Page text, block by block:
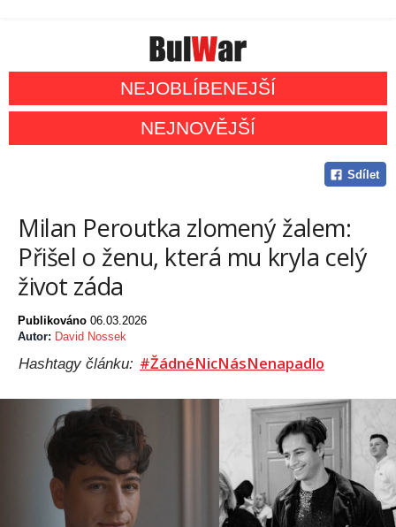
NEJOBLÍBENEJŠÍ
NEJNOVĚJŠÍ
Sdílet
Milan Peroutka zlomený žalem:
Přišel o ženu, která mu kryla celý
život záda
Publikováno 06.03.2026
Autor: David Nossek
Hashtagy článku: #ŽádnéNicNásNenapadlo